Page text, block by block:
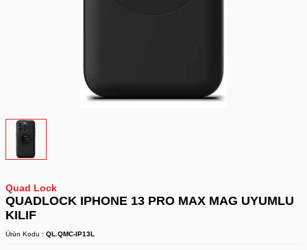
Quad Lock
QUADLOCK IPHONE 13 PRO MAX MAG UYUMLU
KILIF
Ürün Kodu : QL.QMC-IP13L